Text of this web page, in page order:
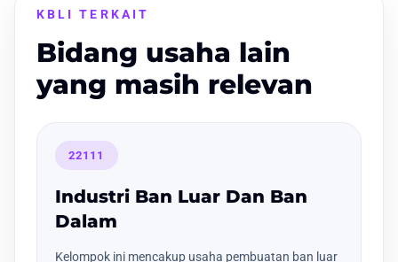
KBLI TERKAIT
Bidang usaha lain
yang masih relevan
22111
Industri Ban Luar Dan Ban
Dalam
Kelompok ini mencakup usaha pembuatan ban luar